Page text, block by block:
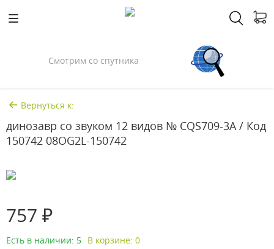
Смотрим со спутника
Вернуться к:
динозавр со звуком 12 видов № CQS709-3A / Код
150742 08OG2L-150742
757 ₽
Есть в наличии: 5 В корзине: 0